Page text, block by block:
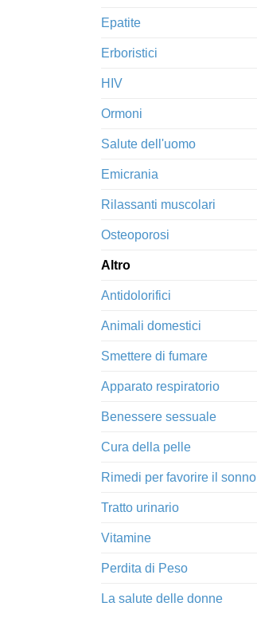
Epatite
Erboristici
HIV
Ormoni
Salute dell'uomo
Emicrania
Rilassanti muscolari
Osteoporosi
Altro
Antidolorifici
Animali domestici
Smettere di fumare
Apparato respiratorio
Benessere sessuale
Cura della pelle
Rimedi per favorire il sonno
Tratto urinario
Vitamine
Perdita di Peso
La salute delle donne